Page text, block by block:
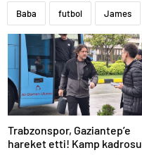
Baba futbol James
Trabzonspor, Gaziantep’e
hareket etti! Kamp kadrosu